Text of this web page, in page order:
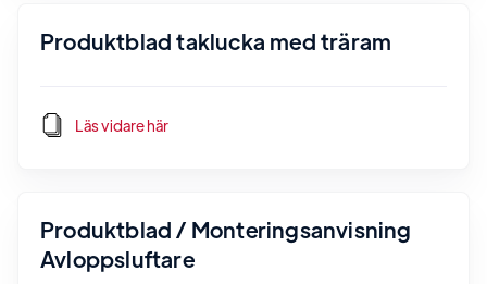
Produktblad taklucka med träram
Läs vidare här
Produktblad / Monteringsanvisning
Avloppsluftare